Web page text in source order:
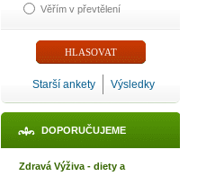
Věřím v převtělení
Starší ankety Výsledky
DOPORUČUJEME
Zdravá Výživa - diety a